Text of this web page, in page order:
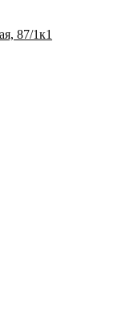
87/1к1